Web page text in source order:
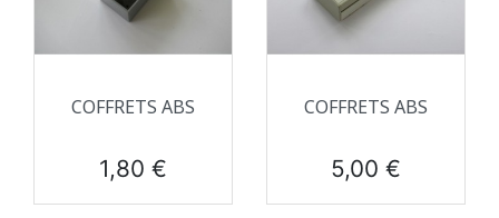
COFFRETS ABS
Prix
1,80 €
COFFRETS ABS
Prix
5,00 €